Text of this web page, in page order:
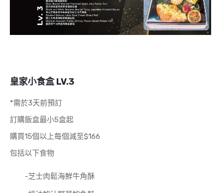
皇家小食盒 LV.3
*需於3天前預訂
訂購飯盒最小5盒起
購買15個以上每個減至$166
包括以下食物
-芝士肉鬆海鮮牛角酥